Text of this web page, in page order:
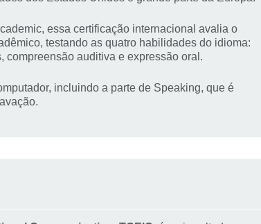
essa certificação internacional avalia o
testando as quatro habilidades do idioma:
compreensão auditiva e expressão oral.
incluindo a parte de Speaking, que é